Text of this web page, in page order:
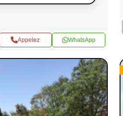
Appelez WhatsApp